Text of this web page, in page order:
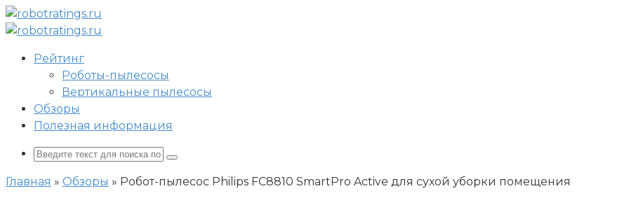
Перейти
к
Рейтинг
Роботы-пылесосы
Вертикальные пылесосы
Обзоры
Полезная информация
Поиск:
Главная » Обзоры » Робот-пылесос Philips FC8810 SmartPro Active для сухой уборки помещения